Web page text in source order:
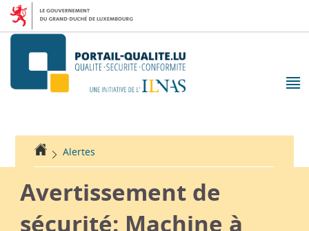
Aller
la
Aller
contenu
Accueil
Alertes
Avertissement de
sécurité: Machine à